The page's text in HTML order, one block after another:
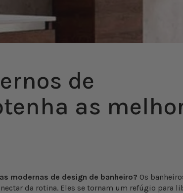
de
as
modernas de design de banheiro? Os
da rotina. Eles se tornam um refúgio para